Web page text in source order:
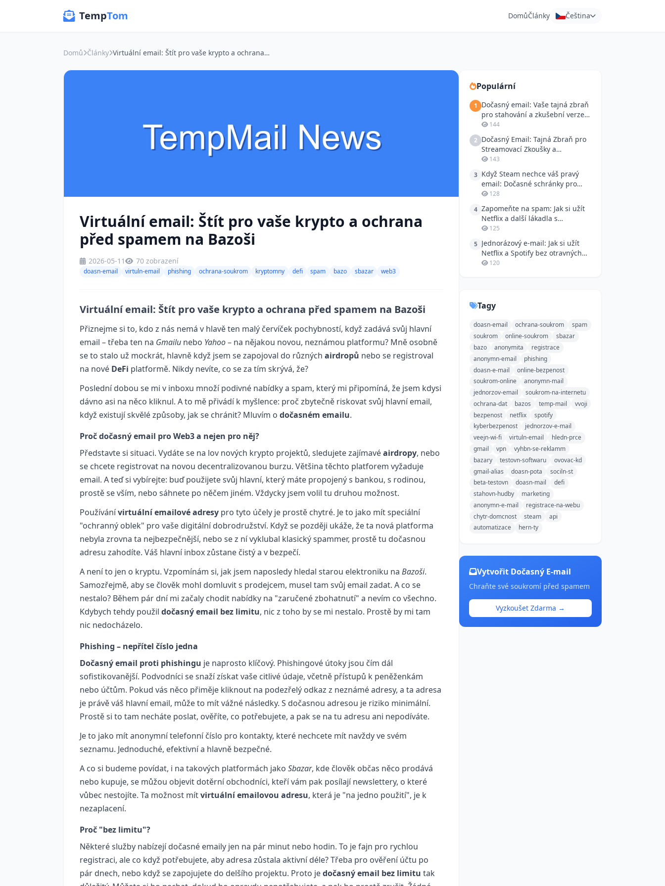
TempTom DomůČlánky Čeština
Domů Články Virtuální email: Štít pro vaše krypto a ochrana před spamem na Bazoši
Virtuální email: Štít pro vaše krypto a ochrana
před spamem na Bazoši
2026-05-11 70 zobrazení
doasn-email virtuln-email phishing ochrana-soukrom kryptomny defi spam bazo sbazar web3
Virtuální email: Štít pro vaše krypto a ochrana před spamem na Bazoši
Přiznejme si to, kdo z nás nemá v hlavě ten malý červíček pochybností, když zadává svůj hlavní
email – třeba ten na Gmailu nebo Yahoo– na nějakou novou, neznámou platformu? Mně osobně
se to stalo už mockrát, hlavně když jsem se zapojoval do různých airdropů nebo se registroval
na nové DeFi platformě. Nikdy nevíte, co se za tím skrývá, že?
Poslední dobou se mi v inboxu množí podivné nabídky a spam, který mi připomíná, že jsem kdysi
dávno asi na něco kliknul. A to mě přivádí k myšlence: proč zbytečně riskovat svůj hlavní email,
když existují skvělé způsoby, jak se chránit? Mluvím o dočasném emailu.
Proč dočasný email pro Web3 a nejen pro něj?
Představte si situaci. Vydáte se na lov nových krypto projektů, sledujete zajímavéairdropy, nebo
se chcete registrovat na novou decentralizovanou burzu. Většina těchto platforem vyžaduje
email. A teď si vybírejte: buď použijete svůj hlavní, který máte propojený s bankou, s rodinou,
prostě se vším, nebo sáhnete po něčem jiném. Vždycky jsem volil tu druhou možnost.
Používánívirtuální emailové adresy pro tyto účely je prostě chytré. Je to jako mít speciální
"ochranný oblek" pro vaše digitální dobrodružství. Když se později ukáže, že ta nová platforma
nebyla zrovna ta nejbezpečnější, nebo se z ní vyklubal klasický spammer, prostě tu dočasnou
adresu zahodíte. Váš hlavní inbox zůstane čistý a v bezpečí.
A není to jen o kryptu. Vzpomínám si, jak jsem naposledy hledal starou elektroniku na Bazoši.
Samozřejmě, aby se člověk mohl domluvit s prodejcem, musel tam svůj email zadat. A co se
nestalo? Během pár dní mi začaly chodit nabídky na "zaručené zbohatnutí" a nevím co všechno.
Kdybych tehdy použil dočasný email bez limitu, nic z toho by se mi nestalo. Prostě by mi tam
nic nedocházelo.
Phishing – nepřítel číslo jedna
Dočasný email proti phishingu je naprosto klíčový. Phishingové útoky jsou čím dál
sofistikovanější. Podvodníci se snaží získat vaše citlivé údaje, včetně přístupů k peněženkám
nebo účtům. Pokud vás něco přiměje kliknout na podezřelý odkaz z neznámé adresy, a ta adresa
je právě váš hlavní email, může to mít vážné následky. S dočasnou adresou je riziko minimální.
Prostě si to tam necháte poslat, ověříte, co potřebujete, a pak se na tu adresu ani nepodíváte.
Je to jako mít anonymní telefonní číslo pro kontakty, které nechcete mít navždy ve svém
seznamu. Jednoduché, efektivní a hlavně bezpečné.
A co si budeme povídat, i na takových platformách jako Sbazar, kde člověk občas něco prodává
nebo kupuje, se můžou objevit dotěrní obchodníci, kteří vám pak posílají newslettery, o které
vůbec nestojíte. Ta možnost mítvirtuální emailovou adresu, která je "na jedno použití", je k
nezaplacení.
Proč "bez limitu"?
Některé služby nabízejí dočasné emaily jen na pár minut nebo hodin. To je fajn pro rychlou
registraci, ale co když potřebujete, aby adresa zůstala aktivní déle? Třeba pro ověření účtu po
pár dnech, nebo když se zapojujete do delšího projektu. Proto jedočasný email bez limitu tak
Populární
1
Dočasný email: Vaše tajná zbraň
pro stahování a zkušební verze
bez otravných spamů
144
2 Dočasný Email: Tajná Zbraň pro
Streamovací Zkoušky a
Anonymní Nákupy na Bazoši
143
3 Když Steam nechce váš pravý
email: Dočasné schránky pro
vývojáře a automatizaci
128
4 Zapomeňte na spam: Jak si užít
Netflix a další lákadla s
dočasným e-mailem
125
5 Jednorázový e-mail: Jak si užít
Netflix a Spotify bez otravných
registrací
120
Tagy
doasn-email ochrana-soukrom
spam
soukrom
online-soukrom
sbazar
bazo
anonymita
registrace
anonymn-email
phishing
doasn-e-mail
online-bezpenost
soukrom-online
anonymn-mail
jednorzov-email
soukrom-na-internetu
ochrana-dat
bazos temp-mail
vvoji
bezpenost
netflix
spotify
kyberbezpenost
jednorzov-e-mail
veejn-wi-fi
virtuln-email
hledn-prce
gmail
vpn
vyhbn-se-reklamm
bazary
testovn-softwaru
ovovac-kd
gmail-alias
doasn-pota
sociln-st
beta-testovn
doasn-mail
defi
stahovn-hudby
marketing
anonymn-e-mail
registrace-na-webu
chytr-domcnost
steam
api
automatizace
hern-ty
Vytvořit Dočasný E-mail
Chraňte své soukromí před spamem
Vyzkoušet Zdarma →